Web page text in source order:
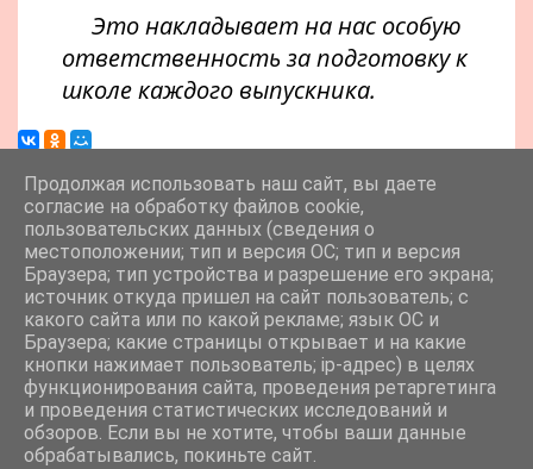
Это накладывает на нас особую
ответственность за подготовку к
школе каждого выпускника.
Продолжая использовать наш сайт, вы даете
согласие на обработку файлов cookie,
пользовательских данных (сведения о
местоположении; тип и версия ОС; тип и версия
Браузера; тип устройства и разрешение его экрана;
источник откуда пришел на сайт пользователь; с
какого сайта или по какой рекламе; язык ОС и
Браузера; какие страницы открывает и на какие
кнопки нажимает пользователь; ip-адрес) в целях
функционирования сайта, проведения ретаргетинга
и проведения статистических исследований и
обзоров. Если вы не хотите, чтобы ваши данные
обрабатывались, покиньте сайт.